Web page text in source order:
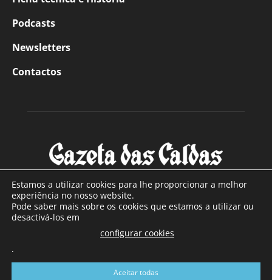
Podcasts
Newsletters
Contactos
SOBRE NÓS
Com sede nas Caldas da Rainha e mais de 90 anos de
a sul de distrito de Leiria, com mais de 40.000 leitores por
toda a região Oeste. Jornal com distribuição em Portugal
Estamos a utilizar cookies para lhe proporcionar a melhor
experiência no nosso website.
Pode saber mais sobre os cookies que estamos a utilizar ou
desactivá-los em
configurar cookies
.
Aceitar todas